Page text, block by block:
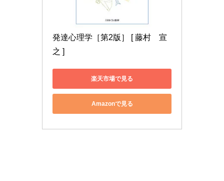
発達心理学［第2版］ [ 藤村　宣
之 ]
楽天市場で見る
Amazonで見る